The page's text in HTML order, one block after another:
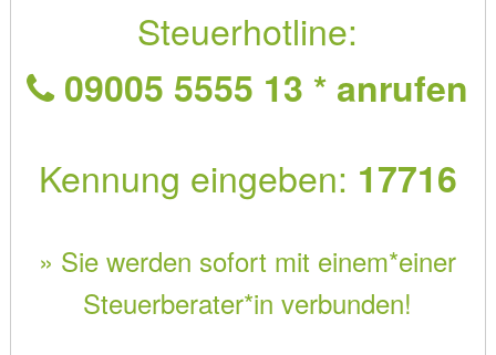
Steuerhotline:
09005 5555 13 * anrufen
Kennung eingeben: 17716
» Sie werden sofort mit einem*einer
Steuerberater*in verbunden!